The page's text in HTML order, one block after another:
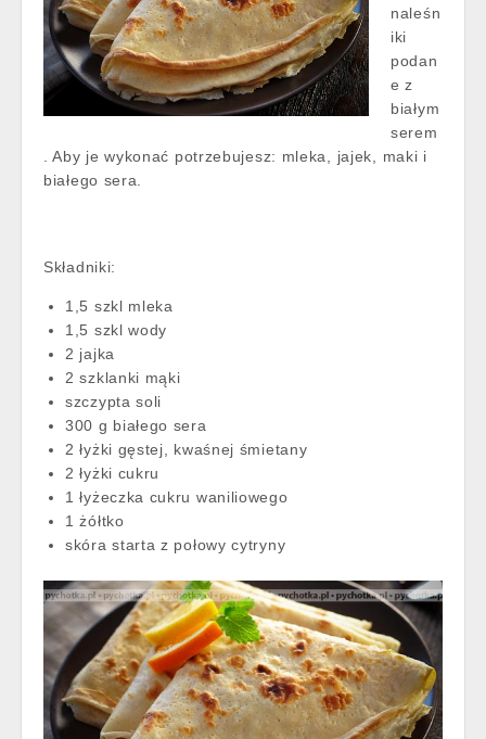
naleśn
iki
podan
e z
białym
serem
. Aby je wykonać potrzebujesz: mleka, jajek, maki i
białego sera.
Składniki:
1,5 szkl mleka
1,5 szkl wody
2 jajka
2 szklanki mąki
szczypta soli
300 g białego sera
2 łyżki gęstej, kwaśnej śmietany
2 łyżki cukru
1 łyżeczka cukru waniliowego
1 żółtko
skóra starta z połowy cytryny